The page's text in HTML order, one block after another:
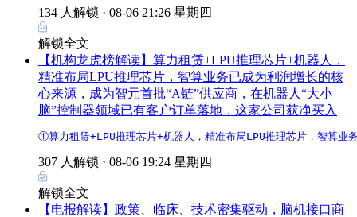
134 人解锁 · 08-06 21:26 星期四
解锁全文
【机构龙虎榜解读】算力租赁+LPU推理芯片+机器人，
精准布局LPU推理芯片，智算业务已成为利润增长的核
心来源，成为智元首批“A链”供应商，在机器人“大小
脑”控制器领域已有客户订单落地，这家公司获净买入
①算力租赁+LPU推理芯片+机器人，精准布局LPU推理芯片，智算
307 人解锁 · 08-06 19:24 星期四
解锁全文
【电报解读】政策、临床、技术密集驱动，脑机接口商